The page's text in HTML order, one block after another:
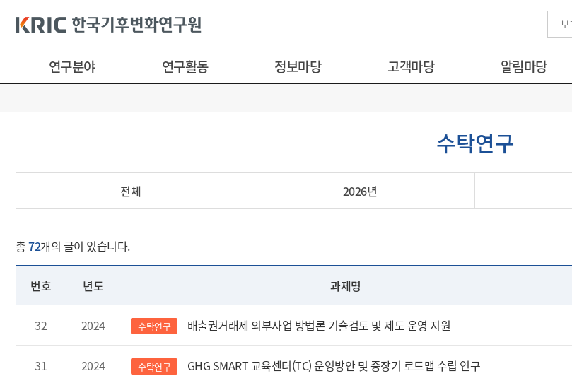
연구분야 연구활동 정보마당 고객마당 알림마당
수탁연구
전체 2026년
총72개의 글이 있습니다.
번호 년도 과제명
32 2024 수탁연구 배출권거래제 외부사업 방법론 기술검토 및 제도 운영 지원
31 2024 수탁연구 GHG SMART 교육센터(TC) 운영방안 및 중장기 로드맵 수립 연구